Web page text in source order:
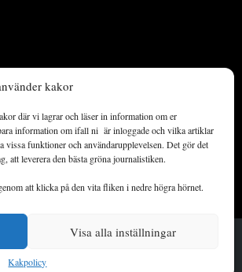
kakor
där vi lagrar och läser in information om er
information om ifall ni är inloggade och vilka artiklar
vissa funktioner och användarupplevelsen. Det gör det
att leverera den bästa gröna journalistiken.
att klicka på den vita fliken i nedre högra hörnet.
Visa alla inställningar
Kakpolicy